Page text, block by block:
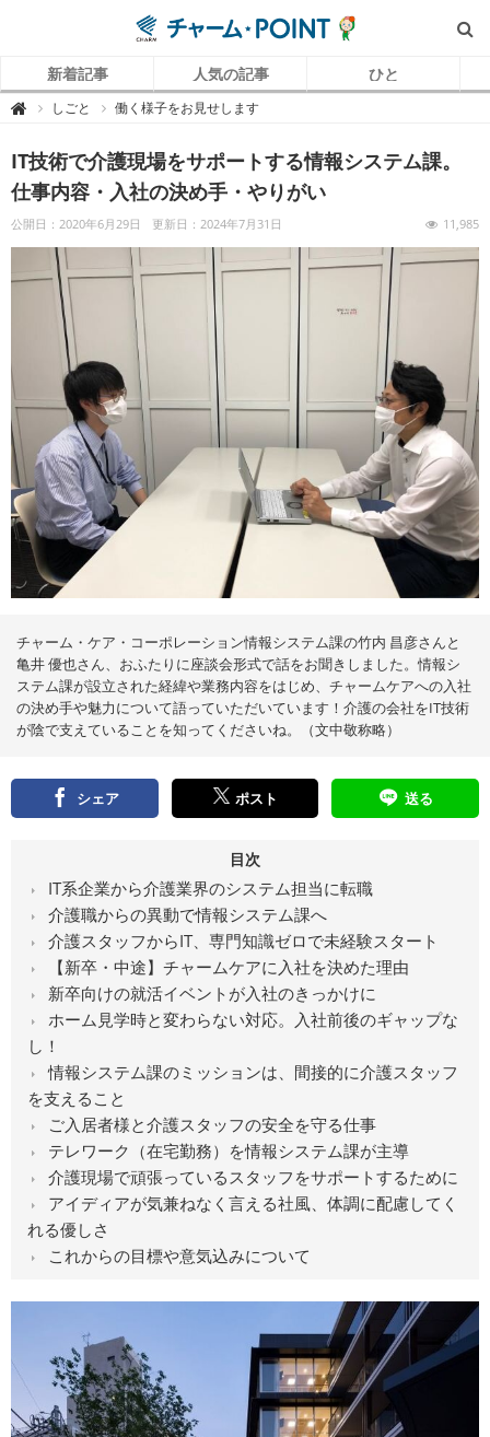
新着記事 人気の記事 ひと
 チ
P
O
I
N
（
ャ
ム
働
ル
を
伝
え
る
情
報
メ
デ
ィ
ア
しごと 働く様子をお見せします
IT技術で介護現場をサポートする情報システム課。
仕事内容・入社の決め手・やりがい
公開日：2020年6月29日 更新日：2024年7月31日 11,985
チャーム・ケア・コーポレーション情報システム課の竹内 昌彦さんと
亀井 優也さん、おふたりに座談会形式で話をお聞きしました。情報シ
ステム課が設立された経緯や業務内容をはじめ、チャームケアへの入社
の決め手や魅力について語っていただいています！介護の会社をIT技術
が陰で支えていることを知ってくださいね。（文中敬称略）
シェア ポスト 送る
目次
IT系企業から介護業界のシステム担当に転職
介護職からの異動で情報システム課へ
介護スタッフからIT、専門知識ゼロで未経験スタート
【新卒・中途】チャームケアに入社を決めた理由
新卒向けの就活イベントが入社のきっかけに
ホーム見学時と変わらない対応。入社前後のギャップな
し！
情報システム課のミッションは、間接的に介護スタッフ
を支えること
ご入居者様と介護スタッフの安全を守る仕事
テレワーク（在宅勤務）を情報システム課が主導
介護現場で頑張っているスタッフをサポートするために
アイディアが気兼ねなく言える社風、体調に配慮してく
れる優しさ
これからの目標や意気込みについて